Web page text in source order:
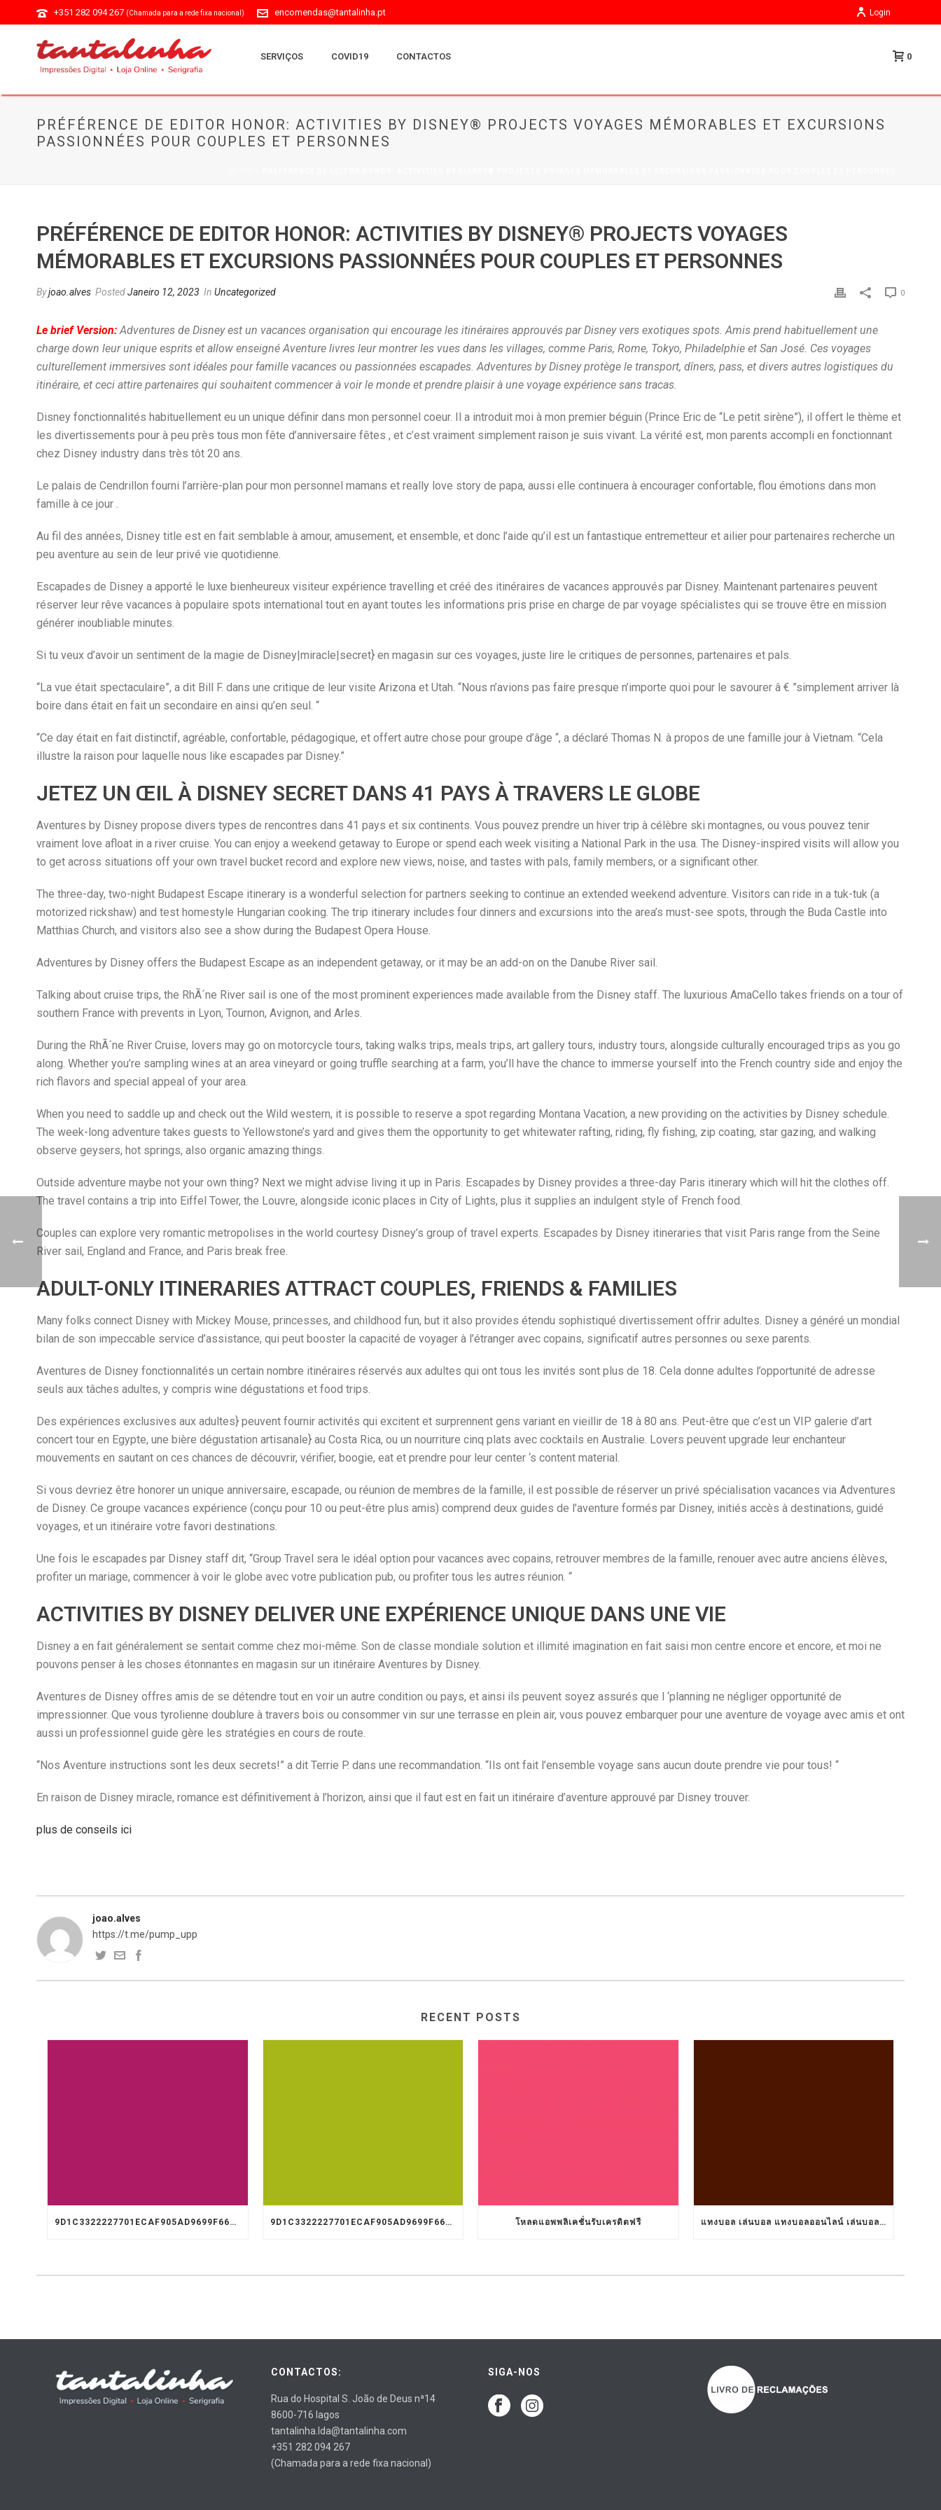
+351 282 094 267 (Chamada para a rede fixa nacional) encomendas@tantalinha.pt Login
SERVIÇOS COVID19 CONTACTOS 0
PRÉFÉRENCE DE EDITOR HONOR: ACTIVITIES BY DISNEY® PROJECTS VOYAGES MÉMORABLES ET EXCURSIONS
PASSIONNÉES POUR COUPLES ET PERSONNES
PRÉFÉRENCE DE EDITOR HONOR: ACTIVITIES BY DISNEY® PROJECTS VOYAGES
MÉMORABLES ET EXCURSIONS PASSIONNÉES POUR COUPLES ET PERSONNES
Byjoao.alves PostedJaneiro 12, 2023 In Uncategorized 0
Le brief Version:Adventures de Disney est un vacances organisation qui encourage les itinéraires approuvés par Disney vers exotiques spots. Amis prend habituellement une
charge down leur unique esprits et allow enseigné Aventure livres leur montrer les vues dans les villages, comme Paris, Rome, Tokyo, Philadelphie et San José. Ces voyages
culturellement immersives sont idéales pour famille vacances ou passionnées escapades. Adventures by Disney protège le transport, dîners, pass, et divers autres logistiques du
itinéraire, et ceci attire partenaires qui souhaitent commencer à voir le monde et prendre plaisir à une voyage expérience sans tracas.
Disney fonctionnalités habituellement eu un unique définir dans mon personnel coeur. Il a introduit moi à mon premier béguin (Prince Eric de “Le petit sirène”), il offert le thème et
les divertissements pour à peu près tous mon fête d’anniversaire fêtes , et c’est vraiment simplement raison je suis vivant. La vérité est, mon parents accompli en fonctionnant
chez Disney industry dans très tôt 20 ans.
Le palais de Cendrillon fourni l’arrière-plan pour mon personnel mamans et really love story de papa, aussi elle continuera à encourager confortable, flou émotions dans mon
famille à ce jour .
Au fil des années, Disney title est en fait semblable à amour, amusement, et ensemble, et donc l’aide qu’il est un fantastique entremetteur et ailier pour partenaires recherche un
peu aventure au sein de leur privé vie quotidienne.
Escapades de Disney a apporté le luxe bienheureux visiteur expérience travelling et créé des itinéraires de vacances approuvés par Disney. Maintenant partenaires peuvent
réserver leur rêve vacances à populaire spots international tout en ayant toutes les informations pris prise en charge de par voyage spécialistes qui se trouve être en mission
générer inoubliable minutes.
Si tu veux d’avoir un sentiment de la magie de Disney|miracle|secret} en magasin sur ces voyages, juste lire le critiques de personnes, partenaires et pals.
“La vue était spectaculaire”, a dit Bill F. dans une critique de leur visite Arizona et Utah. “Nous n’avions pas faire presque n’importe quoi pour le savourer â € ”simplement arriver là
boire dans était en fait un secondaire en ainsi qu’en seul. “
“Ce day était en fait distinctif, agréable, confortable, pédagogique, et offert autre chose pour groupe d’âge “, a déclaré Thomas N. à propos de une famille jour à Vietnam. “Cela
illustre la raison pour laquelle nous like escapades par Disney.”
JETEZ UN ŒIL À DISNEY SECRET DANS 41 PAYS À TRAVERS LE GLOBE
Aventures by Disney propose divers types de rencontres dans 41 pays et six continents. Vous pouvez prendre un hiver trip à célèbre ski montagnes, ou vous pouvez tenir
vraiment love afloat in a river cruise. You can enjoy a weekend getaway to Europe or spend each week visiting a National Park in the usa. The Disney-inspired visits will allow you
to get across situations off your own travel bucket record and explore new views, noise, and tastes with pals, family members, or a significant other.
The three-day, two-night Budapest Escape itinerary is a wonderful selection for partners seeking to continue an extended weekend adventure. Visitors can ride in a tuk-tuk (a
motorized rickshaw) and test homestyle Hungarian cooking. The trip itinerary includes four dinners and excursions into the area’s must-see spots, through the Buda Castle into
Matthias Church, and visitors also see a show during the Budapest Opera House.
Adventures by Disney offers the Budapest Escape as an independent getaway, or it may be an add-on on the Danube River sail.
Talking about cruise trips, the RhÃ´ne River sail is one of the most prominent experiences made available from the Disney staff. The luxurious AmaCello takes friends on a tour of
southern France with prevents in Lyon, Tournon, Avignon, and Arles.
During the RhÃ´ne River Cruise, lovers may go on motorcycle tours, taking walks trips, meals trips, art gallery tours, industry tours, alongside culturally encouraged trips as you go
along. Whether you’re sampling wines at an area vineyard or going truffle searching at a farm, you’ll have the chance to immerse yourself into the French country side and enjoy the
rich flavors and special appeal of your area.
When you need to saddle up and check out the Wild western, it is possible to reserve a spot regarding Montana Vacation, a new providing on the activities by Disney schedule.
The week-long adventure takes guests to Yellowstone’s yard and gives them the opportunity to get whitewater rafting, riding, fly fishing, zip coating, star gazing, and walking
observe geysers, hot springs, also organic amazing things.
Outside adventure maybe not your own thing? Next we might advise living it up in Paris. Escapades by Disney provides a three-day Paris itinerary which will hit the clothes off.
The travel contains a trip into Eiffel Tower, the Louvre, alongside iconic places in City of Lights, plus it supplies an indulgent style of French food.
Couples can explore very romantic metropolises in the world courtesy Disney’s group of travel experts. Escapades by Disney itineraries that visit Paris range from the Seine
River sail, England and France, and Paris break free.
ADULT-ONLY ITINERARIES ATTRACT COUPLES, FRIENDS & FAMILIES
Many folks connect Disney with Mickey Mouse, princesses, and childhood fun, but it also provides étendu sophistiqué divertissement offrir adultes. Disney a généré un mondial
bilan de son impeccable service d’assistance, qui peut booster la capacité de voyager à l’étranger avec copains, significatif autres personnes ou sexe parents.
Aventures de Disney fonctionnalités un certain nombre itinéraires réservés aux adultes qui ont tous les invités sont plus de 18. Cela donne adultes l’opportunité de adresse
seuls aux tâches adultes, y compris wine dégustations et food trips.
Des expériences exclusives aux adultes} peuvent fournir activités qui excitent et surprennent gens variant en vieillir de 18 à 80 ans. Peut-être que c’est un VIP galerie d’art
concert tour en Egypte, une bière dégustation artisanale} au Costa Rica, ou un nourriture cinq plats avec cocktails en Australie. Lovers peuvent upgrade leur enchanteur
mouvements en sautant on ces chances de découvrir, vérifier, boogie, eat et prendre pour leur center ‘s content material.
Si vous devriez être honorer un unique anniversaire, escapade, ou réunion de membres de la famille, il est possible de réserver un privé spécialisation vacances via Adventures
de Disney. Ce groupe vacances expérience (conçu pour 10 ou peut-être plus amis) comprend deux guides de l’aventure formés par Disney, initiés accès à destinations, guidé
voyages, et un itinéraire votre favori destinations.
Une fois le escapades par Disney staff dit, “Group Travel sera le idéal option pour vacances avec copains, retrouver membres de la famille, renouer avec autre anciens élèves,
profiter un mariage, commencer à voir le globe avec votre publication pub, ou profiter tous les autres réunion. “
ACTIVITIES BY DISNEY DELIVER UNE EXPÉRIENCE UNIQUE DANS UNE VIE
Disney a en fait généralement se sentait comme chez moi-même. Son de classe mondiale solution et illimité imagination en fait saisi mon centre encore et encore, et moi ne
pouvons penser à les choses étonnantes en magasin sur un itinéraire Aventures by Disney.
Aventures de Disney offres amis de se détendre tout en voir un autre condition ou pays, et ainsi ils peuvent soyez assurés que l ‘planning ne négliger opportunité de
impressionner. Que vous tyrolienne doublure à travers bois ou consommer vin sur une terrasse en plein air, vous pouvez embarquer pour une aventure de voyage avec amis et ont
aussi un professionnel guide gère les stratégies en cours de route.
“Nos Aventure instructions sont les deux secrets!” a dit Terrie P. dans une recommandation. “Ils ont fait l’ensemble voyage sans aucun doute prendre vie pour tous! “
En raison de Disney miracle, romance est définitivement à l’horizon, ainsi que il faut est en fait un itinéraire d’aventure approuvé par Disney trouver.
plus de conseils ici
joao.alves
https://t.me/pump_upp
RECENT POSTS
9D1C3322227701ECAF905AD9699F66A8 9D1C3322227701ECAF905AD9699F66A8 โหลดแอพพลิเคชั่นรับเครดิตฟรี แทงบอล เล่นบอล แทงบอลออนไลน์ เล่นบอลออนไลน์ TS911 UFABET BET911 รับแทงบอล เว็บแทงบอล อยากแทงบอล เว็บแทงบอลออนไลน์ เว็บแทงบอลออนไลน์ เว็บเล่นบอลออนไลน์ เว็บพนันบอลออนไลน์ เว็บพนันบอลดีที่สุด เว็บพนันบอลที่ดีที่สุด เว็บแทงบอลดีที่สุด เว็บแทงบอลที่ดีที่สุด เว็บเล่นบอลดีที่สุด เว็บเล่นบอลที่ดีที่สุด คาสิโน คาสิโนออนไลน์ ตัวแทนUFABET
CONTACTOS:
Rua do Hospital S. João de Deus nª14
8600-716 lagos
tantalinha.lda@tantalinha.com
+351 282 094 267
(Chamada para a rede fixa nacional)
SIGA-NOS